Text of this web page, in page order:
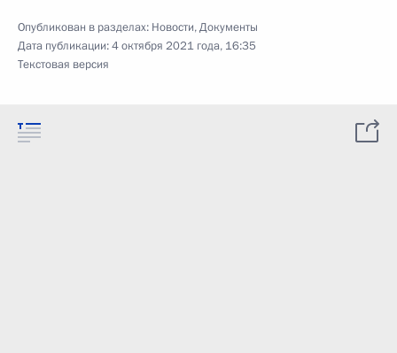
Опубликован в разделах: Новости,Документы
Дата публикации:4 октября 2021 года, 16:35
Текстовая версия